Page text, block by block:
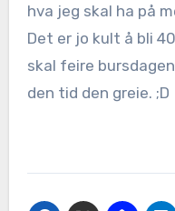
hva jeg skal ha på
Det er jo kult å bli
skal feire
den tid den greie. ;D